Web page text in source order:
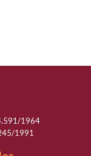
1964
1991